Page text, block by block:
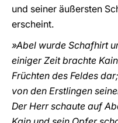
und seiner äußersten
erscheint.
»Abel wurde Schafhirt
einiger Zeit brachte
Früchten des Feldes
von den Erstlingen
Der Herr schaute auf